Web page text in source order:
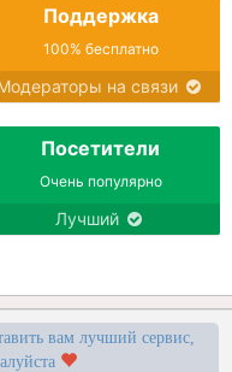
Поддержка
100% бесплатно
на связи
Посетители
Очень популярно
Лучший
вам лучший сервис,